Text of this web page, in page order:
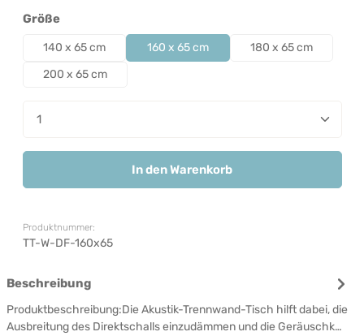
Größeauswählen
140 x 65 cm 160 x 65 cm
180 x 65 cm
200 x 65 cm
Produkt Anzahl: Gib den gewünschten Wert ein
In den Warenkorb
Produktnummer:
TT-W-DF-160x65
Beschreibung
Produktbeschreibung:Die Akustik-Trennwand-Tisch hilft dabei, die
Ausbreitung des Direktschalls einzudämmen und die Geräuschk…